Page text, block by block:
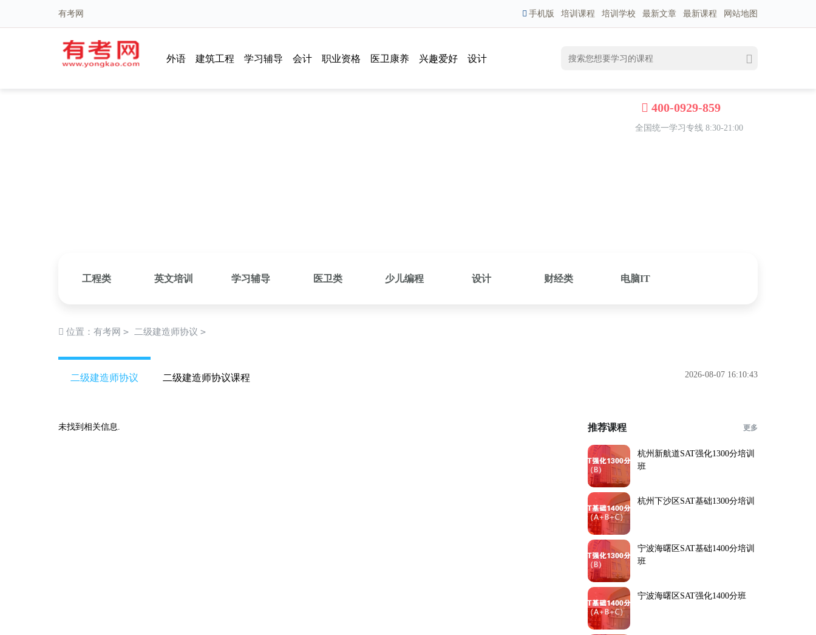
手机版 培训课程 培训学校 最新文章 最新课程 网站地图
有考网
外语 建筑工程 学习辅导 会计 职业资格 医卫康养 兴趣爱好 设计
400-0929-859
全国统一学习专线 8:30-21:00
工程类 英文培训 学习辅导 医卫类 少儿编程 设计 财经类 电脑IT
位置： 有考网 > 二级建造师协议 >
2026-08-07 16:10:43
二级建造师协议 二级建造师协议课程
未找到相关信息. 推荐课程 更多
杭州新航道SAT强化1300分培训
班
杭州下沙区SAT基础1300分培训
宁波海曙区SAT基础1400分培训
班
宁波海曙区SAT强化1400分班